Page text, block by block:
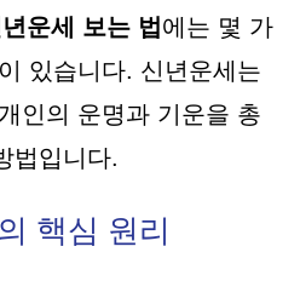
운세 보는 법 에는 몇 가
있습니다. 신년운세는
인의 운명과 기운을 총
법입니다.
핵심 원리